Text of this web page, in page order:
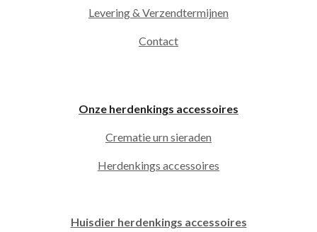
Levering & Verzendtermijnen
Contact
Onze herdenkings accessoires
Crematie urn sieraden
Herdenkings accessoires
Huisdier herdenkings accessoires